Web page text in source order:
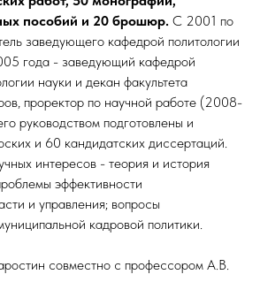
пособий и 20 брошюр. С 2001 по
заведующего кафедрой политологии
года - заведующий кафедрой
науки и декан факультета
проректор по научной работе (2008-
руководством подготовлены и
и 60 кандидатских диссертаций.
интересов - теория и история
эффективности
и управления; вопросы
кадровой политики.
совместно с профессором А.В.